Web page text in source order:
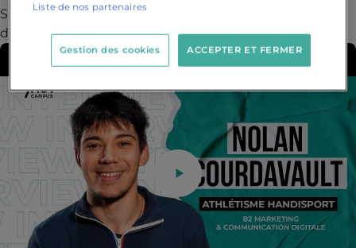
Suivez son récit qui nous prouve qu’il est possible
d’accomplir ses rêves lorsqu'on s'y accroche !
Liste de nos partenaires
ACCEPTER ET FERMER
Gestion des cookies